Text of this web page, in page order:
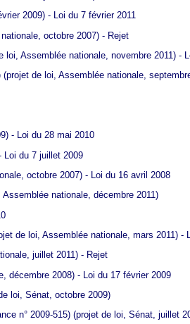
2009) - Loi du 7 février 2011
octobre 2007) - Rejet
loi, Assemblée nationale, novembre 2011) -
(projet de loi, Assemblée nationale,
- Loi du 28 mai 2010
du 7 juillet 2009
octobre 2007) - Loi du 16 avril 2008
nationale, décembre 2011)
de loi, Assemblée nationale, mars 2011) -
juillet 2011) - Rejet
décembre 2008) - Loi du 17 février 2009
loi, Sénat, octobre 2009)
n° 2009-515)(projet de loi, Sénat, juillet